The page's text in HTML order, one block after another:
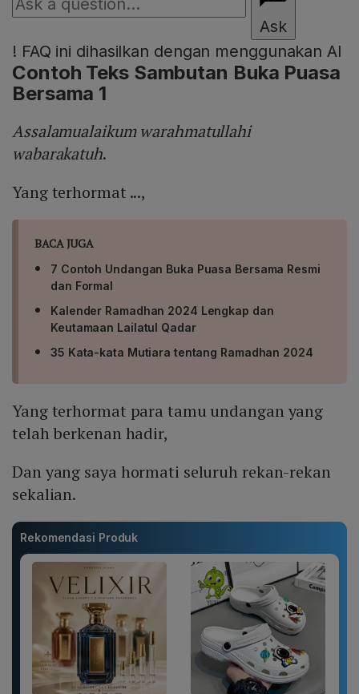
Ask
! FAQ ini dihasilkan dengan menggunakan AI
Contoh Teks Sambutan Buka Puasa
Bersama 1
Assalamualaikum warahmatullahi
wabarakatuh.
Yang terhormat ...,
BACA JUGA
7 Contoh Undangan Buka Puasa Bersama Resmi
dan Formal
Kalender Ramadhan 2024 Lengkap dan
Keutamaan Lailatul Qadar
35 Kata-kata Mutiara tentang Ramadhan 2024
Yang terhormat para tamu undangan yang
telah berkenan hadir,
Dan yang saya hormati seluruh rekan-rekan
sekalian.
Rekomendasi Produk